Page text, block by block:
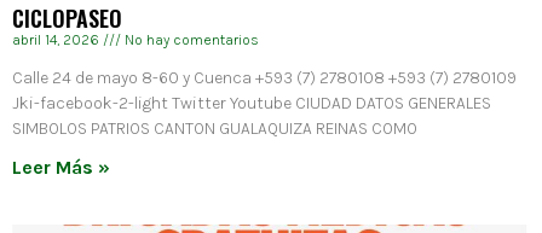
CICLOPASEO
abril 14, 2026 No hay comentarios
Calle 24 de mayo 8-60 y Cuenca +593 (7) 2780108 +593 (7) 2780109
Jki-facebook-2-light Twitter Youtube CIUDAD DATOS GENERALES
SIMBOLOS PATRIOS CANTON GUALAQUIZA REINAS COMO
Leer Más »